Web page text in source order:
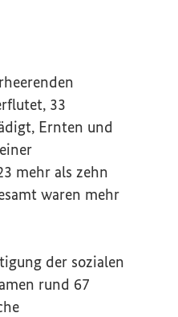
33
Ernten und
mehr als zehn
waren mehr
der sozialen
rund 67